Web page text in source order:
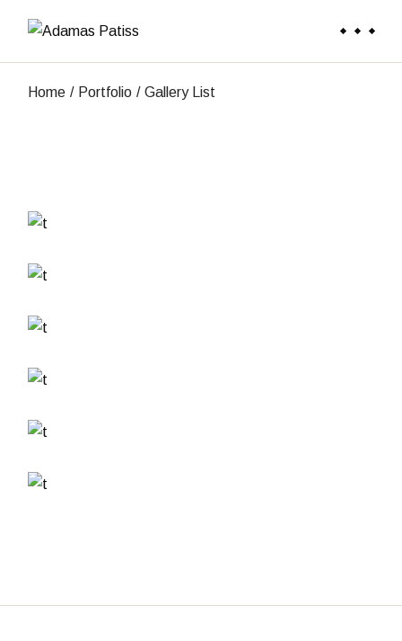
Home Portfolio Gallery List